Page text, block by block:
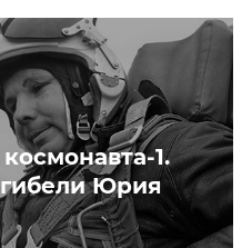
1.
Юрия